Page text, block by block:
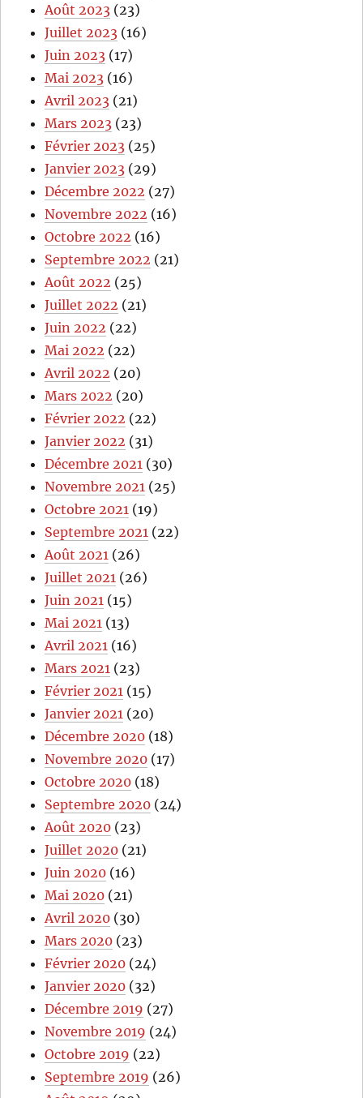
Août 2023 (23)
Juillet 2023 (16)
Juin 2023 (17)
Mai 2023 (16)
Avril 2023 (21)
Mars 2023 (23)
Février 2023 (25)
Janvier 2023 (29)
Décembre 2022 (27)
Novembre 2022 (16)
Octobre 2022 (16)
Septembre 2022 (21)
Août 2022 (25)
Juillet 2022 (21)
Juin 2022 (22)
Mai 2022 (22)
Avril 2022 (20)
Mars 2022 (20)
Février 2022 (22)
Janvier 2022 (31)
Décembre 2021 (30)
Novembre 2021 (25)
Octobre 2021 (19)
Septembre 2021 (22)
Août 2021 (26)
Juillet 2021 (26)
Juin 2021 (15)
Mai 2021 (13)
Avril 2021 (16)
Mars 2021 (23)
Février 2021 (15)
Janvier 2021 (20)
Décembre 2020 (18)
Novembre 2020 (17)
Octobre 2020 (18)
Septembre 2020 (24)
Août 2020 (23)
Juillet 2020 (21)
Juin 2020 (16)
Mai 2020 (21)
Avril 2020 (30)
Mars 2020 (23)
Février 2020 (24)
Janvier 2020 (32)
Décembre 2019 (27)
Novembre 2019 (24)
Octobre 2019 (22)
Septembre 2019 (26)